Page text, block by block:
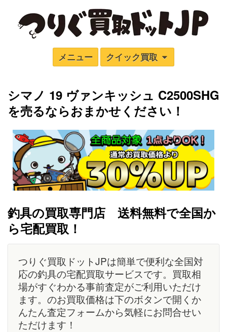
メニュー クイック買取
シマノ 19 ヴァンキッシュ C2500SHG
を売るならおまかせください！
釣具の買取専門店 送料無料で全国か
ら宅配買取！
つりぐ買取ドットJPは簡単で便利な全国対
応の釣具の宅配買取サービスです。買取相
場がすぐわかる事前査定がご利用いただけ
ます。のお買取価格は下のボタンで開くか
んたん査定フォームから気軽にお問合せい
ただけます！